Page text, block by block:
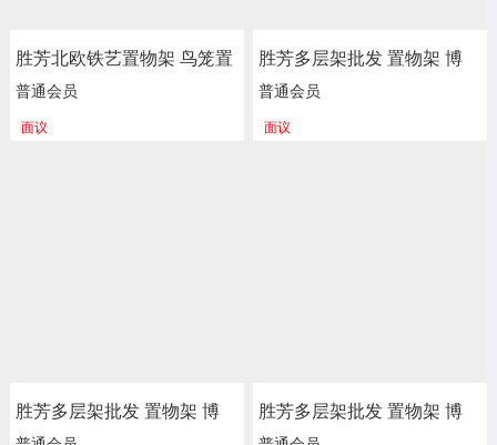
胜芳北欧铁艺置物架 鸟笼置
物架 客厅阳台落地多层花架
服装店包包架 金色展示架
普通会员
面议
胜芳多层架批发 置物架 博
古架 办公室书架 酒架 储物
架 杂物架 整理架 餐厅饭店
普通会员
面议
胜芳多层架批发 置物架 博
胜芳多层架批发 置物架 博